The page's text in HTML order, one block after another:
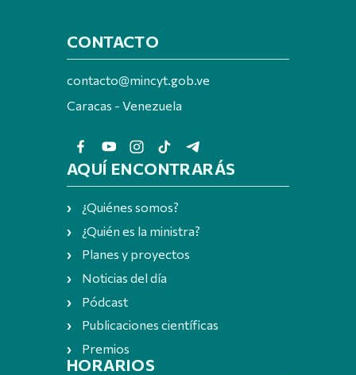
CONTACTO
contacto@mincyt.gob.ve
Caracas - Venezuela
AQUÍ ENCONTRARÁS
¿Quiénes somos?
¿Quién es la ministra?
Planes y proyectos
Noticias del día
Pódcast
Publicaciones científicas
Premios
HORARIOS